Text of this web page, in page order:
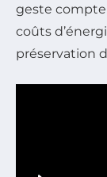
geste compte
coûts
préservation